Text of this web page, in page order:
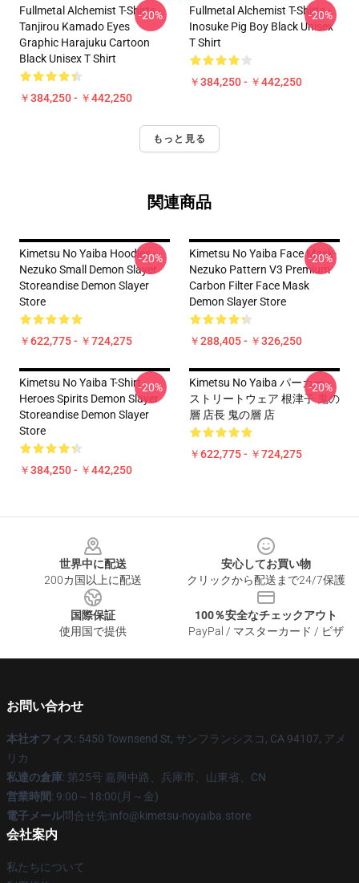
Fullmetal Alchemist T-Shirts -
Tanjirou Kamado Eyes
Graphic Harajuku Cartoon
Black Unisex T Shirt
￥384,250 - ￥442,250
-20%
Fullmetal Alchemist T-Shirts -
Inosuke Pig Boy Black Unisex
T Shirt
￥384,250 - ￥442,250
-20%
もっと見る
関連商品
Kimetsu No Yaiba Hoodies -
Nezuko Small Demon Slayer
Storeandise Demon Slayer
Store
￥622,775 - ￥724,275
-20%
Kimetsu No Yaiba Face Mask-
Nezuko Pattern V3 Premium
Carbon Filter Face Mask
Demon Slayer Store
￥288,405 - ￥326,250
-20%
Kimetsu No Yaiba T-Shirt -
Heroes Spirits Demon Slayer
Storeandise Demon Slayer
Store
￥384,250 - ￥442,250
-20%
Kimetsu No Yaiba パーカー -
ストリートウェア 根津子 鬼の
層 店長 鬼の層 店
￥622,775 - ￥724,275
-20%
世界中に配送
200カ国以上に配送
安心してお買い物
クリックから配送まで24/7保護
国際保証
使用国で提供
100％安全なチェックアウト
PayPal / マスターカード / ビザ
お問い合わせ
本社オフィス: 5450 Townsend St, サンフランシスコ, CA 94107, アメ
リカ
私達の倉庫: 第25号 嘉興中路、兵庫市、山東省、CN
営業時間: 9:00～18:00(月～金)
電子メール問合せ先:info@kimetsu-noyaiba.store
会社案内
私たちについて